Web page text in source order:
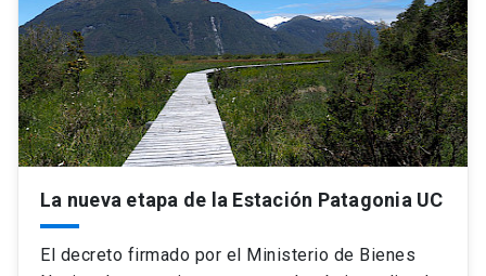
La nueva etapa de la Estación Patagonia UC
El decreto firmado por el Ministerio de Bienes